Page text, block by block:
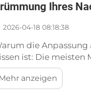
Ihres
2026-04-18 08:18:38
die
ist: Die meisten
sie
natürliche
arbeite seit Jahren
anzeigen